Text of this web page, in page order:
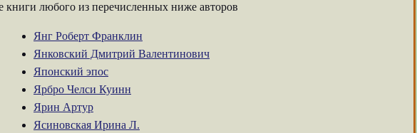
книги любого из перечисленных ниже авторов
Янг Роберт Франклин
Янковский Дмитрий Валентинович
Японский эпос
Ярбро Челси Куинн
Ярин Артур
Ясиновская Ирина Л.